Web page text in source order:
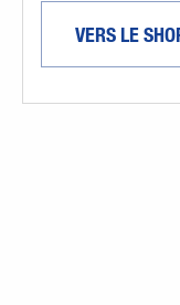
VERS LE